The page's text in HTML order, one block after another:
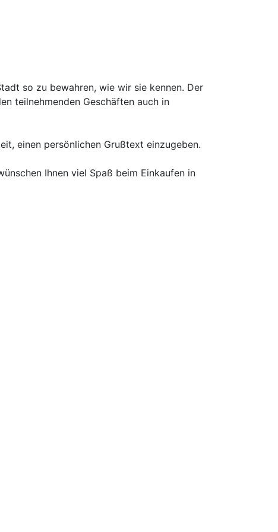
so zu bewahren, wie wir sie kennen. Der
teilnehmenden Geschäften auch in
einen persönlichen Grußtext einzugeben.
Ihnen viel Spaß beim Einkaufen in